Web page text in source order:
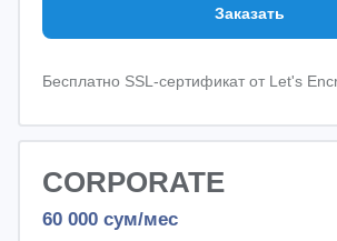
Заказать
Бесплатно SSL-сертификат от Let's
CORPORATE
60 000 сум/мес